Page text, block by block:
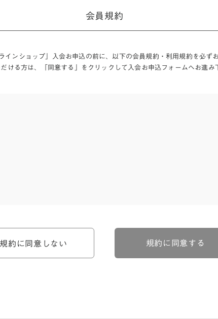
会員規約
インショップ」入会お申込の前に、以下の会員規約・利用規約を必ず
ける方は、「同意する」をクリックして入会お申込フォームへお進み
部を構成するものとします。
は、個別規定において特段の定めなき限り、個別規定の定めが
規約に同意しない 規約に同意する